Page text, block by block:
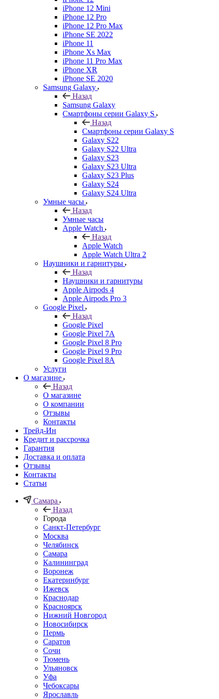
iPhone 12 Mini
iPhone 12 Pro
iPhone 12 Pro Max
iPhone SE 2022
iPhone 11
iPhone Xs Max
iPhone 11 Pro Max
iPhone XR
iPhone SE 2020
Samsung Galaxy
Назад
Samsung Galaxy
Смартфоны серии Galaxy S
Назад
Смартфоны серии Galaxy S
Galaxy S22
Galaxy S22 Ultra
Galaxy S23
Galaxy S23 Ultra
Galaxy S23 Plus
Galaxy S24
Galaxy S24 Ultra
Умные часы
Назад
Умные часы
Apple Watch
Назад
Apple Watch
Apple Watch Ultra 2
Наушники и гарнитуры
Назад
Наушники и гарнитуры
Apple Airpods 4
Apple Airpods Pro 3
Google Pixel
Назад
Google Pixel
Google Pixel 7А
Google Pixel 8 Pro
Google Pixel 9 Pro
Google Pixel 8A
Услуги
О магазине
Назад
О магазине
О компании
Отзывы
Контакты
Трейд-Ин
Кредит и рассрочка
Гарантия
Доставка и оплата
Отзывы
Контакты
Статьи
Самара
Назад
Города
Санкт-Петербург
Москва
Челябинск
Самара
Калининград
Воронеж
Екатеринбург
Ижевск
Краснодар
Красноярск
Нижний Новгород
Новосибирск
Пермь
Саратов
Сочи
Тюмень
Ульяновск
Уфа
Чебоксары
Ярославль